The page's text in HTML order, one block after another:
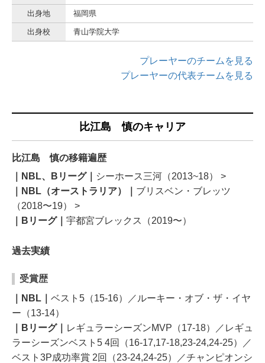
出身地 福岡県
出身校 青山学院大学
プレーヤーのチームを見る
プレーヤーの代表チームを見る
比江島 慎のキャリア
比江島 慎の移籍遍歴
｜NBL、Bリーグ｜
シーホース三河（2013~18） >
｜NBL（オーストラリア）｜ ブリスベン・ブレッツ
（2018〜19） >
｜Bリーグ｜ 宇都宮ブレックス（2019〜）
過去実績
受賞歴
｜NBL｜ ベスト5（15-16）／ルーキー・オブ・ザ・イヤ
ー（13-14）
｜Bリーグ｜
レギュラーシーズンMVP（17-18）／レギュ
ラーシーズンベスト5 4回（16-17,17-18,23-24,24-25）／
ベスト3P成功率賞 2回（23-24,24-25）／チャンピオンシ